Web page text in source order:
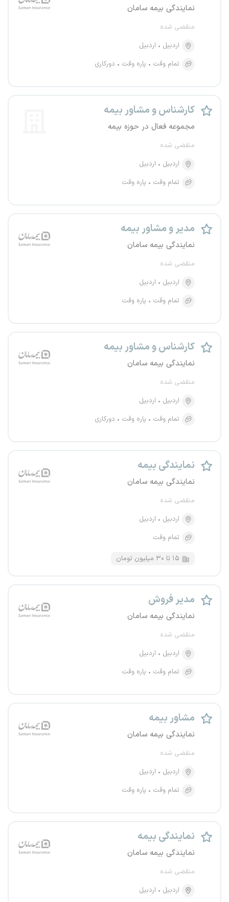
نمایندگی بیمه سامان
منقضی شده
اردبیل
اردبیل
تمام وقت
پاره وقت دورکاری
کارشناس و مشاور بیمه
مجموعه فعال در حوزه بیمه
منقضی شده
اردبیل
اردبیل
تمام وقت
پاره وقت
مدیر و مشاور بیمه
نمایندگی بیمه سامان
منقضی شده
اردبیل
اردبیل
تمام وقت
پاره وقت
کارشناس و مشاور بیمه
نمایندگی بیمه سامان
منقضی شده
اردبیل
اردبیل
تمام وقت
پاره وقت دورکاری
نمایندگی بیمه
نمایندگی بیمه سامان
منقضی شده
اردبیل
اردبیل
تمام وقت
۱۵ تا ۳۰ میلیون تومان
مدیر فروش
نمایندگی بیمه سامان
منقضی شده
اردبیل
اردبیل
تمام وقت
پاره وقت
مشاور بیمه
نمایندگی بیمه سامان
منقضی شده
اردبیل
اردبیل
تمام وقت
پاره وقت
نمایندگی بیمه
نمایندگی بیمه سامان
منقضی شده
اردبیل
اردبیل